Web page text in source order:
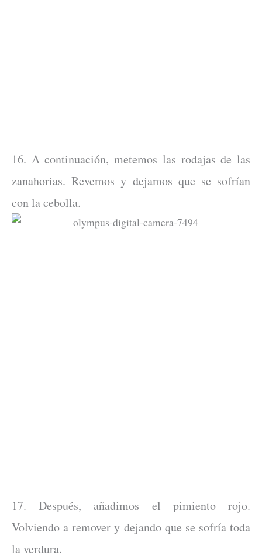
16. A continuación, metemos las rodajas de las
zanahorias. Revemos y dejamos que se sofrían
con la cebolla.
17. Después, añadimos el pimiento rojo.
Volviendo a remover y dejando que se sofría toda
la verdura.